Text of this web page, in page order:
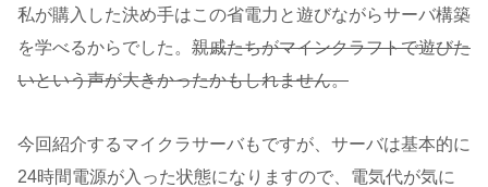
私が購入した決め手はこの省電力と遊びながらサーバ構築
を学べるからでした。 親戚たちがマインクラフトで遊びた
いという声が大きかったかもしれません。
今回紹介するマイクラサーバもですが、サーバは基本的に
24時間電源が入った状態になりますので、電気代が気に